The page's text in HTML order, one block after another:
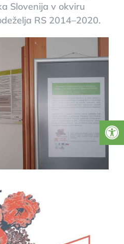
Slovenija v okviru
RS 2014–2020.